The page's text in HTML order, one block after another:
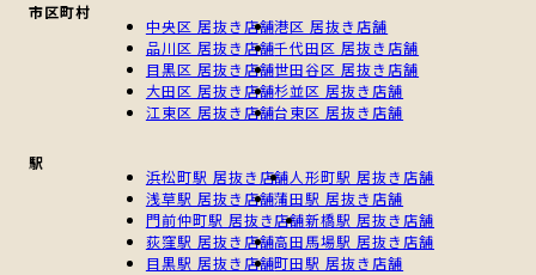
市区町村
中央区 居抜き店舗港区 居抜き店舗
品川区 居抜き店舗千代田区 居抜き店舗
目黒区 居抜き店舗世田谷区 居抜き店舗
大田区 居抜き店舗杉並区 居抜き店舗
江東区 居抜き店舗台東区 居抜き店舗
駅
浜松町駅 居抜き店舗人形町駅 居抜き店舗
浅草駅 居抜き店舗蒲田駅 居抜き店舗
門前仲町駅 居抜き店舗新橋駅 居抜き店舗
荻窪駅 居抜き店舗高田馬場駅 居抜き店舗
目黒駅 居抜き店舗町田駅 居抜き店舗